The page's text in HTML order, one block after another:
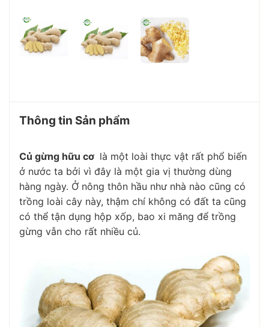
Thông tin Sản phẩm
Củ gừng hữu cơ là một loài thực vật rất phổ biến
ở nước ta bởi vì đây là một gia vị thường dùng
hàng ngày. Ở nông thôn hầu như nhà nào cũng có
trồng loài cây này, thậm chí không có đất ta cũng
có thể tận dụng hộp xốp, bao xi măng để trồng
gừng vẫn cho rất nhiều củ.